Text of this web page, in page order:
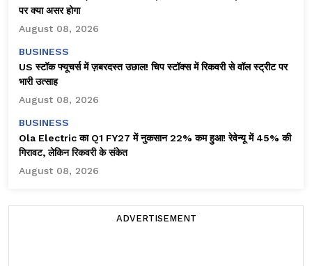
पर क्या असर होगा
August 08, 2026
BUSINESS
US स्टॉक फ्यूचर्स में ज़बरदस्त उछाल! चिप स्टॉक्स में रिकवरी से वॉल स्ट्रीट पर
भारी उत्साह
August 08, 2026
BUSINESS
Ola Electric का Q1 FY27 में नुकसान 22% कम हुआ! रेवेन्यू में 45% की
गिरावट, लेकिन रिकवरी के संकेत
August 08, 2026
ADVERTISEMENT